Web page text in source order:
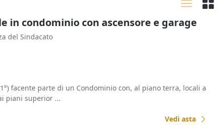
in condominio con ascensore e garage
del Sindacato
facente parte di un Condominio con, al piano terra, locali a
piani superior ...
Vedi asta